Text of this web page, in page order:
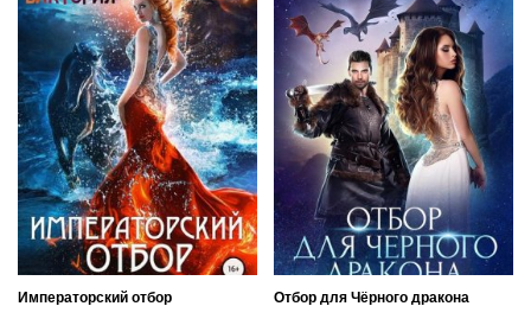
Императорский отбор Отбор для Чёрного дракона